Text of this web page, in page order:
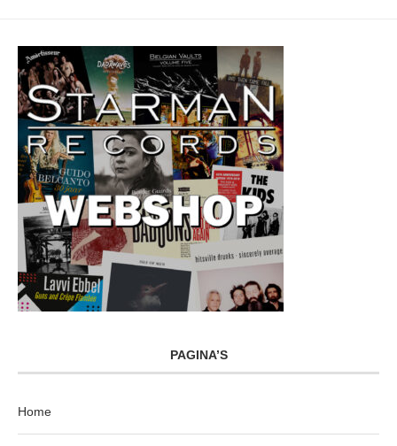
PAGINA’S
Home